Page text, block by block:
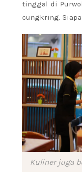
tinggal di
cungkring.
Kuliner juga